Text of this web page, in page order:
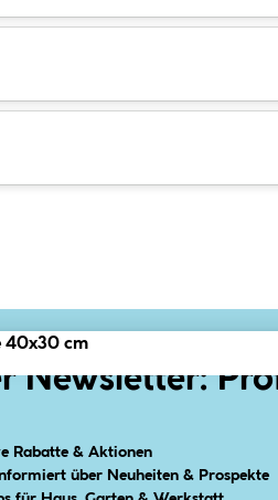
40x30 cm
Newsletter:
Rabatte & Aktionen
über Neuheiten & Prospekte